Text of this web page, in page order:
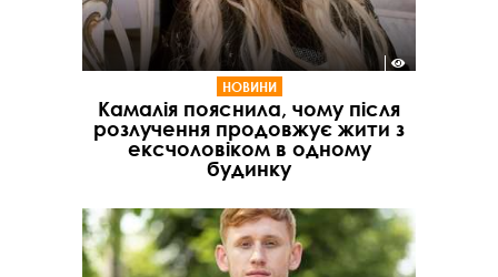
НОВИНИ
Камалія пояснила, чому після
розлучення продовжує жити з
ексчоловіком в одному
будинку